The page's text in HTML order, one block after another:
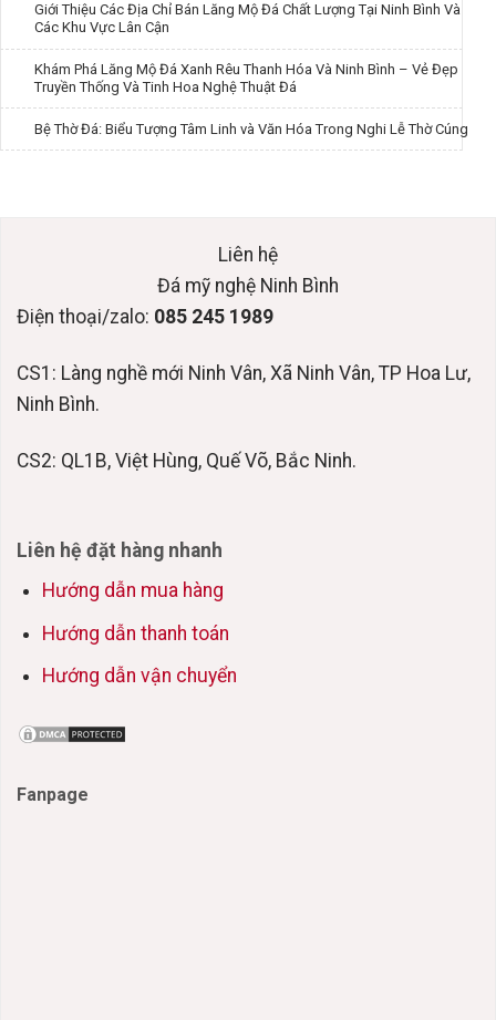
Giới Thiệu Các Địa Chỉ Bán Lăng Mộ Đá Chất Lượng Tại Ninh Bình Và
Các Khu Vực Lân Cận
Khám Phá Lăng Mộ Đá Xanh Rêu Thanh Hóa Và Ninh Bình – Vẻ Đẹp
Truyền Thống Và Tinh Hoa Nghệ Thuật Đá
Bệ Thờ Đá: Biểu Tượng Tâm Linh và Văn Hóa Trong Nghi Lễ Thờ Cúng
Liên hệ
Đá mỹ nghệ Ninh Bình
Điện thoại/zalo: 085 245 1989
CS1: Làng nghề mới Ninh Vân, Xã Ninh Vân, TP Hoa Lư,
Ninh Bình.
CS2: QL1B, Việt Hùng, Quế Võ, Bắc Ninh.
Liên hệ đặt hàng nhanh
Hướng dẫn mua hàng
Hướng dẫn thanh toán
Hướng dẫn vận chuyển
Fanpage